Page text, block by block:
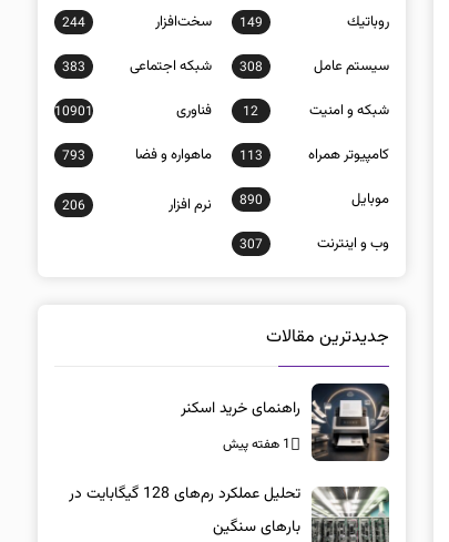
روباتيك 149 سخت‌افزار 244
سيستم عامل 308 شبكه اجتماعی 383
شبكه و امنيت 12 فناوری 10901
كامپيوتر همراه 113 ماهواره و فضا 793
موبايل 890 نرم افزار 206
وب و اينترنت 307
جدیدترین مقالات
راهنمای خرید اسکنر
1 هفته پیش
تحلیل عملکرد رم‌های 128 گیگابایت در
بارهای سنگین